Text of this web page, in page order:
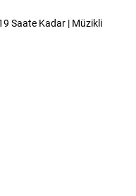
Saate Kadar | Müzikli